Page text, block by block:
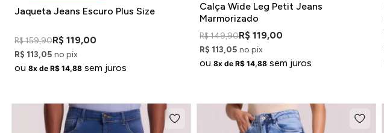
Jaqueta Jeans Escuro Plus Size
R$ 159,90R$ 119,00
R$ 113,05 no pix
ou8x de R$ 14,88 sem juros
Calça Wide Leg Petit Jeans
Marmorizado
R$ 149,90R$ 119,00
R$ 113,05 no pix
ou8x de R$ 14,88 sem juros